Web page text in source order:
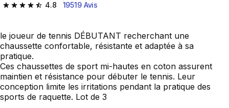
4.8
4.8 out of 5 stars from 19519 reviews
19519 Avis
le joueur de tennis DÉBUTANT recherchant une
chaussette confortable, résistante et adaptée à sa
pratique.
Ces chaussettes de sport mi-hautes en coton assurent
maintien et résistance pour débuter le tennis. Leur
conception limite les irritations pendant la pratique des
sports de raquette. Lot de 3